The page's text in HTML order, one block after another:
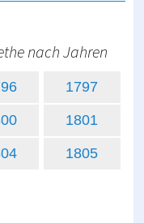
nach Jahren
1797
1801
1805